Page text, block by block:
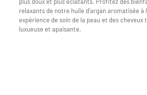
relaxants de notre huile d’argan aromatisée à
expérience de soin de la peau et des cheveux
luxueuse et apaisante.